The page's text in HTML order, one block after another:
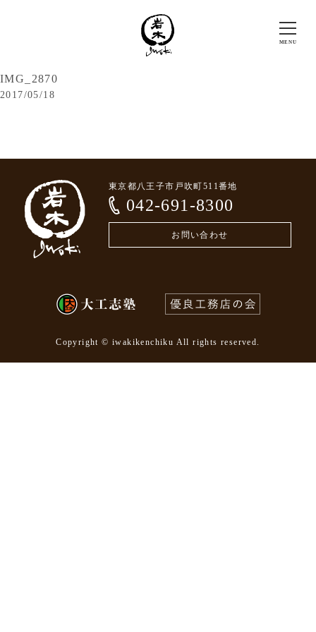
IMG_2870
2017/05/18
東京都八王子市戸吹町511番地
042-691-8300
お問い合わせ
Copyright © iwakikenchiku All rights reserved.